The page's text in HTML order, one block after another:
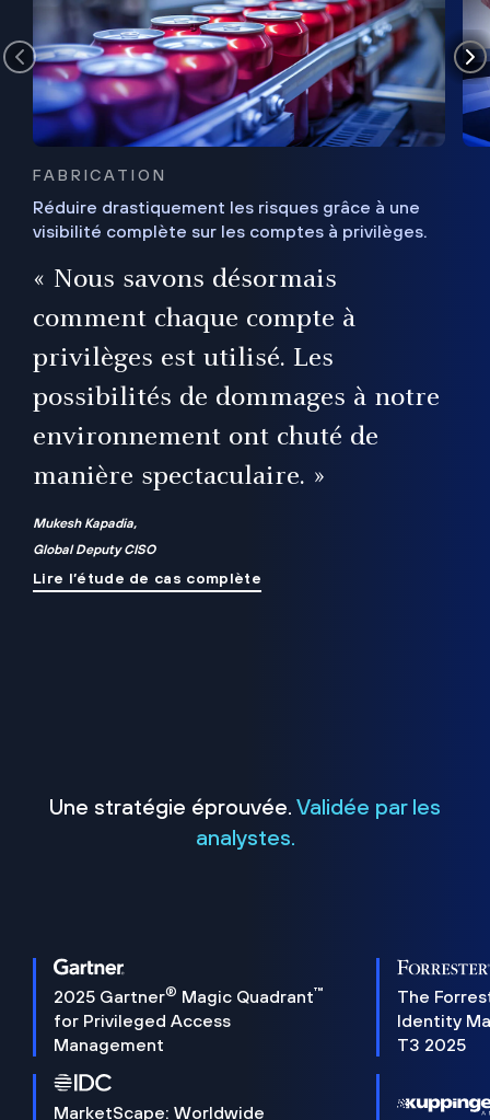
FABRICATION
Réduire drastiquement les risques grâce à une
visibilité complète sur les comptes à privilèges.
« Nous savons désormais
comment chaque compte à
privilèges est utilisé. Les
possibilités de dommages à notre
environnement ont chuté de
manière spectaculaire. »
Mukesh Kapadia,
Global Deputy CISO
Lire l’étude de cas complète
Une stratégie éprouvée. Validée par les
analystes.
2025 Gartner® Magic Quadrant™
for Privileged Access
Management
The
Identity
T3 2025
MarketScape: Worldwide